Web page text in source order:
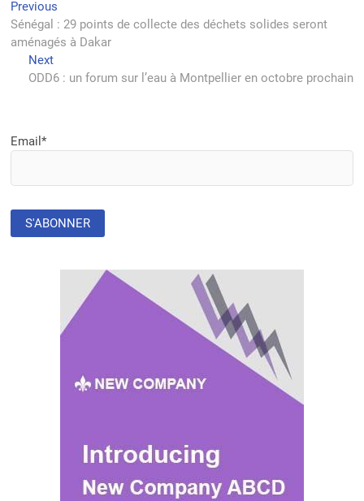
Navigation
de
l’article
Previous
post:
Sénégal : 29 points de collecte des déchets solides seront
aménagés à Dakar
NextNext
post:
ODD6 : un forum sur l’eau à Montpellier en octobre prochain
Email*